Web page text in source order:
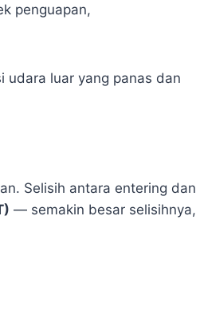
penguapan,
udara luar yang panas dan
Selisih antara entering dan
— semakin besar selisihnya,